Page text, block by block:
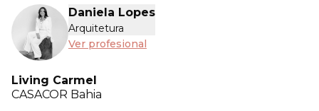
Daniela Lopes
Arquitetura
Ver profesional
Living Carmel
CASACOR Bahia